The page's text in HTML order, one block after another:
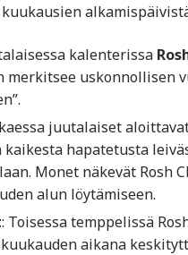
kuukausien
kalenterissa
uskonnollisen
juutalaiset
hapatetusta
Monet näkevät Rosh
alun löytämiseen.
: Toisessa temppelissä
aikana